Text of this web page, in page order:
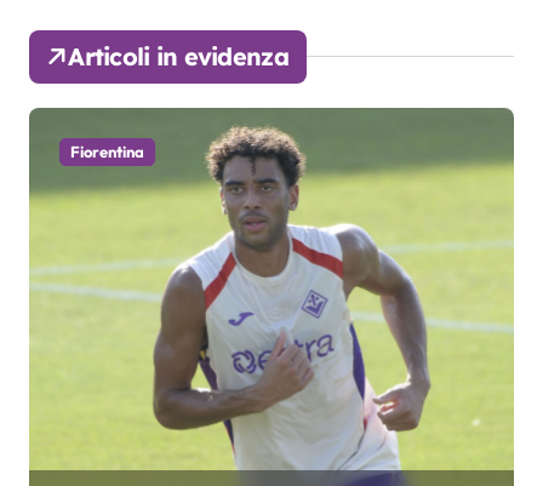
Articoli in evidenza
Fiorentina